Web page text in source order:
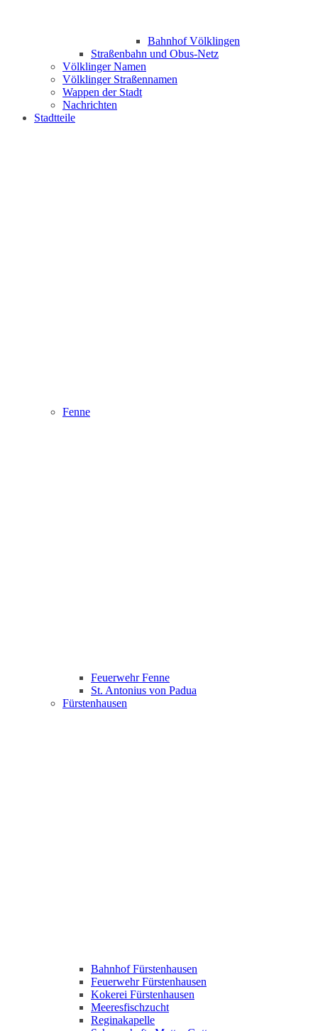
Bahnhof Völklingen
Straßenbahn und Obus-Netz
Völklinger Namen
Völklinger Straßennamen
Wappen der Stadt
Nachrichten
Stadtteile
Fenne
Feuerwehr Fenne
St. Antonius von Padua
Fürstenhausen
Bahnhof Fürstenhausen
Feuerwehr Fürstenhausen
Kokerei Fürstenhausen
Meeresfischzucht
Reginakapelle